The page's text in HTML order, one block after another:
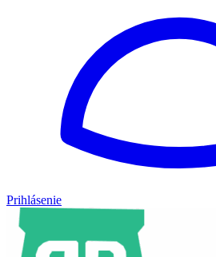
Prihlásenie